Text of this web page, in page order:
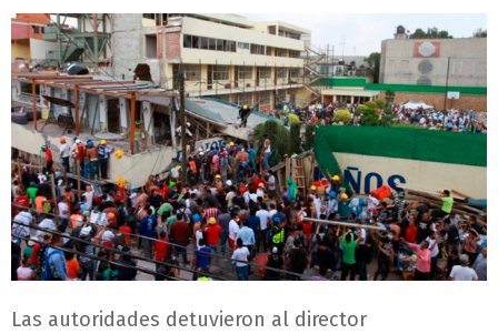
Las autoridades detuvieron al director